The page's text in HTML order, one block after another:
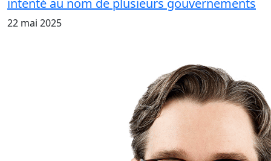
intenté au nom de plusieurs gouvernements
22 mai 2025